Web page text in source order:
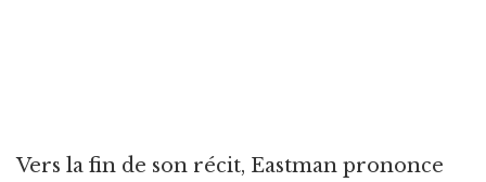
Vers la fin de son récit, Eastman prononce